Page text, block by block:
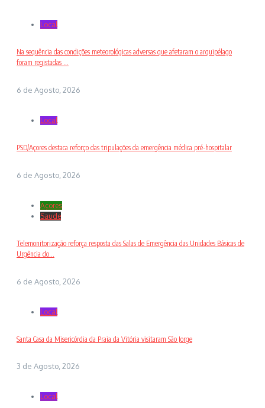
Local
Na sequência das condições meteorológicas adversas que afetaram o arquipélago
foram registadas ...
6 de Agosto, 2026
Local
PSD/Açores destaca reforço das tripulações da emergência médica pré-hospitalar
6 de Agosto, 2026
Açores
Saude
Telemonitorização reforça resposta das Salas de Emergência das Unidades Básicas de
Urgência do...
6 de Agosto, 2026
Local
Santa Casa da Misericórdia da Praia da Vitória visitaram São Jorge
3 de Agosto, 2026
Local